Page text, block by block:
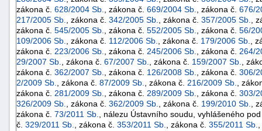
zákona č. 628/2004 Sb. , zákona č. 669/2004 Sb. , zákona č. 676/
217/2005 Sb.
, zákona č. 342/2005 Sb. , zákona č. 357/2005 Sb.
,
zákona č. 545/2005 Sb. , zákona č. 552/2005 Sb. , zákona č. 56/
109/2006 Sb.
, zákona č. 112/2006 Sb. , zákona č. 179/2006 Sb.
,
zákona č. 223/2006 Sb. , zákona č. 245/2006 Sb. , zákona č. 264/
29/2007 Sb.
, zákona č. 67/2007 Sb. , zákona č. 159/2007 Sb.
,
zákona č. 362/2007 Sb. , zákona č. 126/2008 Sb. , zákona č. 306/
2/2009 Sb.
, zákona č. 87/2009 Sb. , zákona č. 216/2009 Sb.
,
zákona č. 281/2009 Sb. , zákona č. 289/2009 Sb. , zákona č. 303/
326/2009 Sb.
, zákona č. 362/2009 Sb. , zákona č. 199/2010 Sb.
,
zákona č. 73/2011 Sb.
, nálezu Ústavního soudu, vyhlášeného
č. 329/2011 Sb. , zákona č. 353/2011 Sb. , zákona č. 355/2011 Sb.
+náhrady